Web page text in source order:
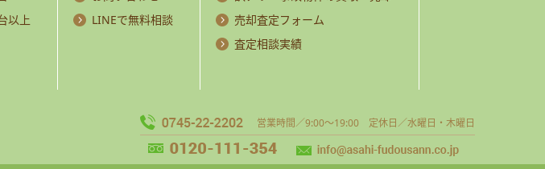
以上
LINEで無料相談
売却査定フォーム
査定相談実績
営業時間／9:00～19:00 定休日／水曜日・木曜日